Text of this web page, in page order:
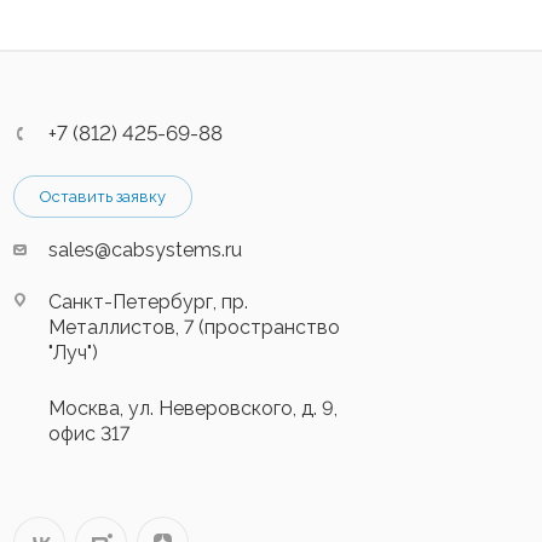
+7 (812) 425-69-88
Оставить заявку
sales@cabsystems.ru
Санкт-Петербург, пр.
Металлистов, 7 (пространство
"Луч")
Москва, ул. Неверовского, д. 9,
офис 317